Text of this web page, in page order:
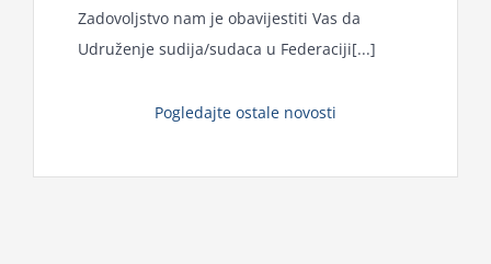
Zadovoljstvo nam je obavijestiti Vas da
Udruženje sudija/sudaca u Federaciji[...]
Pogledajte ostale novosti